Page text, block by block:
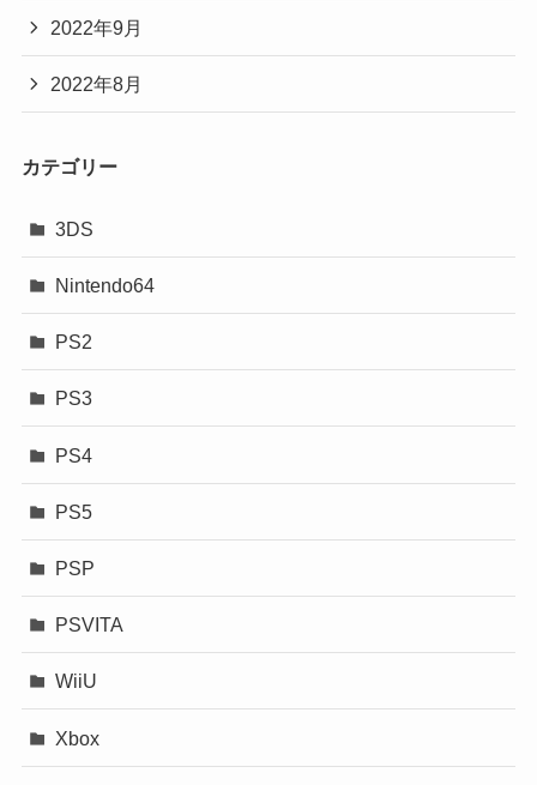
2022年9月
2022年8月
カテゴリー
3DS
Nintendo64
PS2
PS3
PS4
PS5
PSP
PSVITA
WiiU
Xbox